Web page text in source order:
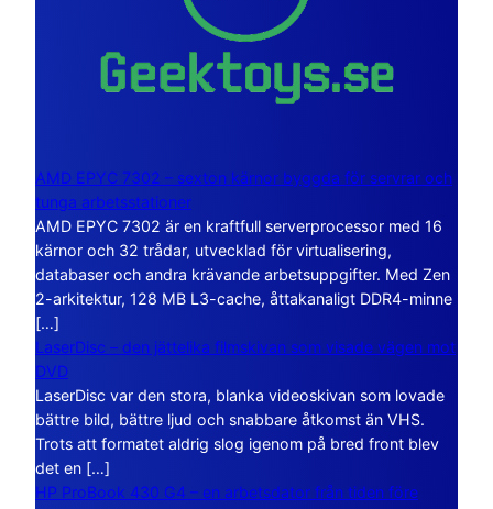
AMD EPYC 7302 – sexton kärnor byggda för servrar och
tunga arbetsstationer
AMD EPYC 7302 är en kraftfull serverprocessor med 16
kärnor och 32 trådar, utvecklad för virtualisering,
databaser och andra krävande arbetsuppgifter. Med Zen
2-arkitektur, 128 MB L3-cache, åttakanaligt DDR4-minne
[…]
LaserDisc – den jättelika filmskivan som visade vägen mot
DVD
LaserDisc var den stora, blanka videoskivan som lovade
bättre bild, bättre ljud och snabbare åtkomst än VHS.
Trots att formatet aldrig slog igenom på bred front blev
det en […]
HP ProBook 430 G4 – en arbetsdator från tiden före